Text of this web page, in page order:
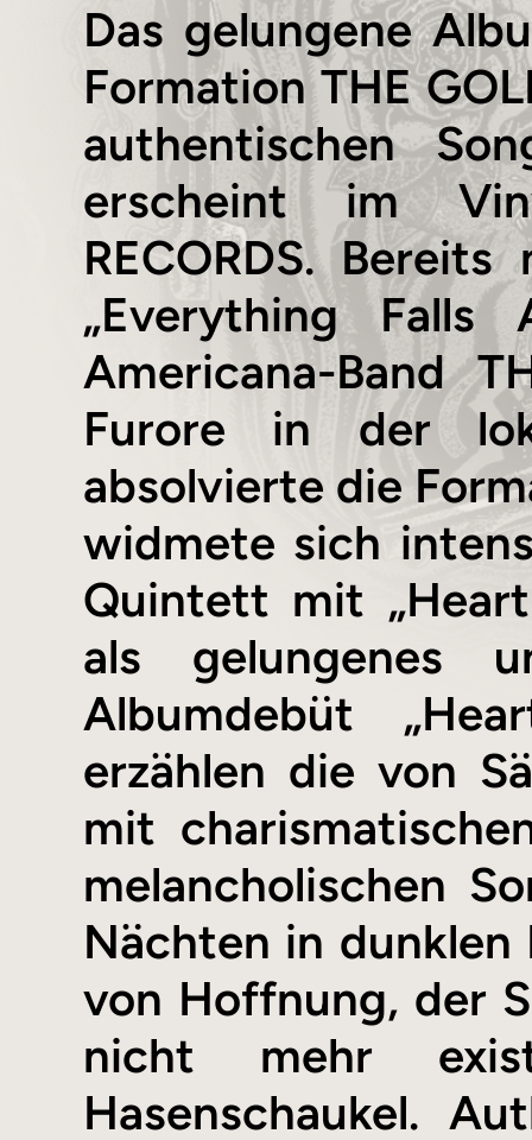
Das gelungene
Formation THE
authentischen
erscheint im
RECORDS.
„Everything
Americana-Band
Furore in der
absolvierte die
widmete sich
Quintett mit
als gelungenes
Albumdebüt
erzählen die von
mit
melancholischen
Nächten in dunklen
von Hoffnung, der
nicht mehr
Hasenschaukel.